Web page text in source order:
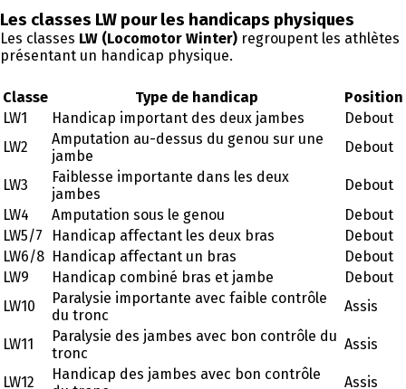
Les classes LW pour les handicaps physiques
Les classes LW (Locomotor Winter) regroupent les athlètes
présentant un handicap physique.
Classe Type de handicap
Position
LW1
Handicap important des deux jambes
Debout
LW2
Amputation au-dessus du genou sur une
jambe
Debout
LW3
Faiblesse importante dans les deux
jambes
Debout
LW4
Amputation sous le genou
Debout
LW5/7
Handicap affectant les deux bras
Debout
LW6/8 Handicap affectant un bras
Debout
LW9
Handicap combiné bras et jambe
Debout
LW10
Paralysie importante avec faible contrôle
du tronc
Assis
LW11
Paralysie des jambes avec bon contrôle du
tronc
Assis
LW12
Handicap des jambes avec bon contrôle
Assis